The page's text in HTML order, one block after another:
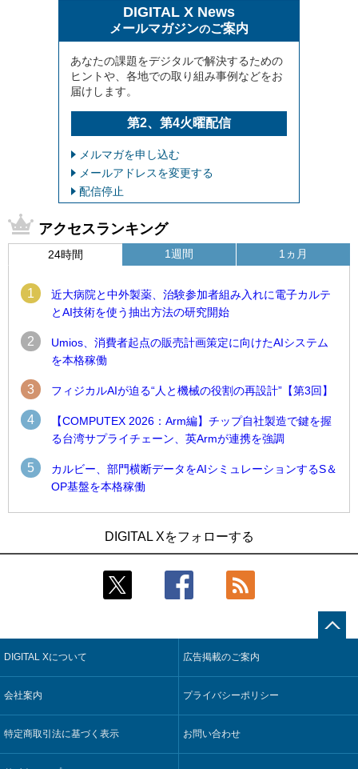
DIGITAL X News
メールマガジンのご案内
あなたの課題をデジタルで解決するための
ヒントや、各地での取り組み事例などをお
届けします。
第2、第4火曜配信
メルマガを申し込む
メールアドレスを変更する
配信停止
アクセスランキング
24時間
1
近大病院と中外製薬、治験参加者組み入れに電子カルテ
とAI技術を使う抽出方法の研究開始
2
Umios、消費者起点の販売計画策定に向けたAIシステム
を本格稼働
3 フィジカルAIが迫る“人と機械の役割の再設計”【第3回】
4
【COMPUTEX 2026：Arm編】チップ自社製造で鍵を握
る台湾サプライチェーン、英Armが連携を強調
5
カルビー、部門横断データをAIシミュレーションするS＆
OP基盤を本格稼働
1週間
製造業の現場の暗黙知を組織横断で活用するためのナレッジ
管理基盤、LIGHTzが提供
4
近大病院と中外製薬、治験参加者組み入れに電子カルテとAI
5
【COMPUTEX 2026：Arm編】チップ自社製造で鍵を握る台
湾サプライチェーン、英Armが連携を強調
1ヵ月
合基盤を本格稼働
鹿島建設、鋼管柱へのコンクリート充填時の異常を検出する
AIを遠隔監視システムに実装
4
製造業の現場の暗黙知を組織横断で活用するためのナレッジ
5
Umios、消費者起点の販売計画策定に向けたAIシステムを本格
稼働
DIGITAL Xをフォローする
DIGITAL Xについて 広告掲載のご案内
会社案内 プライバシーポリシー
特定商取引法に基づく表示 お問い合わせ